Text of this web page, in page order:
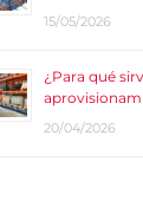
15/05/2026
¿Para qué
20/04/2026